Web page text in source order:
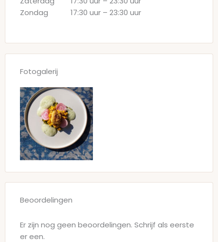
Fotogalerij
Beoordelingen
Er zijn nog geen beoordelingen. Schrijf als eerste
er een.
Zondag
17:30 uur – 23:30 uur